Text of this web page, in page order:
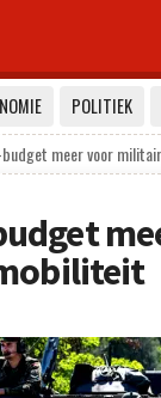
POLITIEK
budget meer voor